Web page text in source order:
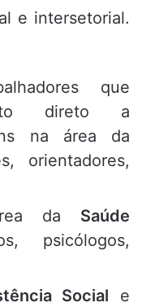
e intersetorial.
que
direto a
na área da
orientadores,
da Saúde
psicólogos,
Social e